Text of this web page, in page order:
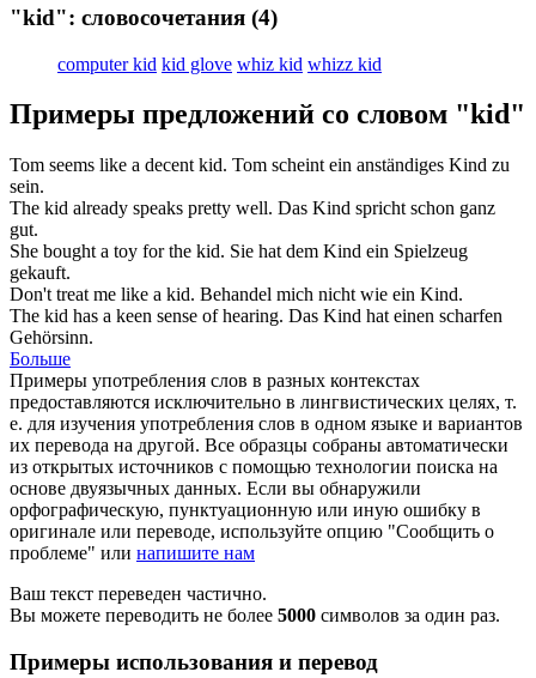
"kid": словосочетания (4)
computer kid kid glove whiz kid whizz kid
Примеры предложений со словом "kid"
Tom seems like a decent kid. Tom scheint ein anständiges Kind zu
sein.
The kid already speaks pretty well. Das Kind spricht schon ganz
gut.
She bought a toy for the kid. Sie hat dem Kind ein Spielzeug
gekauft.
Don't treat me like a kid. Behandel mich nicht wie ein Kind.
The kid has a keen sense of hearing. Das Kind hat einen scharfen
Gehörsinn.
Больше
Примеры употребления слов в разных контекстах
предоставляются исключительно в лингвистических целях, т.
е. для изучения употребления слов в одном языке и вариантов
их перевода на другой. Все образцы собраны автоматически
из открытых источников с помощью технологии поиска на
основе двуязычных данных. Если вы обнаружили
орфографическую, пунктуационную или иную ошибку в
оригинале или переводе, используйте опцию "Сообщить о
проблеме" или напишите нам
Ваш текст переведен частично.
Вы можете переводить не более 5000 символов за один раз.
Примеры использования и перевод